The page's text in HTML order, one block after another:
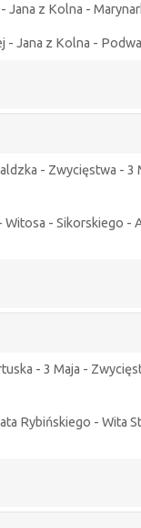
z Kolna -
- Jana z Kolna -
- Zwycięstwa -
- Sikorskiego
- 3 Maja -
Rybińskiego - Wita